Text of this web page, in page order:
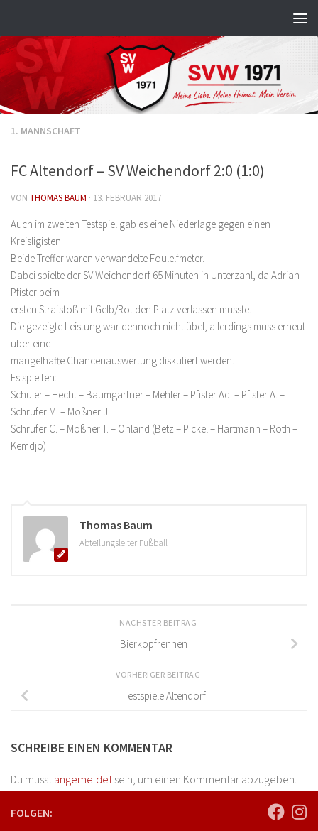
1. MANNSCHAFT
FC Altendorf – SV Weichendorf 2:0 (1:0)
VON THOMAS BAUM · 13. FEBRUAR 2017
Auch im zweiten Testspiel gab es eine Niederlage gegen einen
Kreisligisten.
Beide Treffer waren verwandelte Foulelfmeter.
Dabei spielte der SV Weichendorf 65 Minuten in Unterzahl, da Adrian
Pfister beim
ersten Strafstoß mit Gelb/Rot den Platz verlassen musste.
Die gezeigte Leistung war dennoch nicht übel, allerdings muss erneut
über eine
mangelhafte Chancenauswertung diskutiert werden.
Es spielten:
Schuler – Hecht – Baumgärtner – Mehler – Pfister Ad. – Pfister A. –
Schrüfer M. – Mößner J.
Schrüfer C. – Mößner T. – Ohland (Betz – Pickel – Hartmann – Roth –
Kemdjo)
Thomas Baum
Abteilungsleiter Fußball
NÄCHSTER BEITRAG
Bierkopfrennen
VORHERIGER BEITRAG
Testspiele Altendorf
SCHREIBE EINEN KOMMENTAR
Du musstangemeldetsein, um einen Kommentar abzugeben.
FOLGEN: